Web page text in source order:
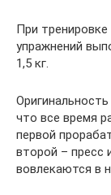
При
упражнений
1,5 кг.
что все время
первой
второй – пресс
вовлекаются в